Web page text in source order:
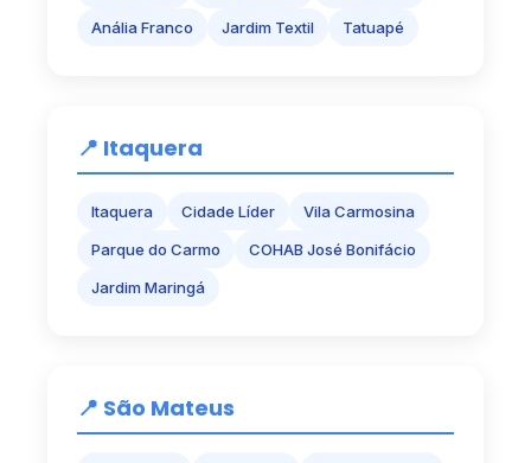
Anália Franco
Jardim Textil Tatuapé
📍 Itaquera
Itaquera Cidade Líder
Vila Carmosina
Parque do Carmo
COHAB José Bonifácio
Jardim Maringá
📍 São Mateus